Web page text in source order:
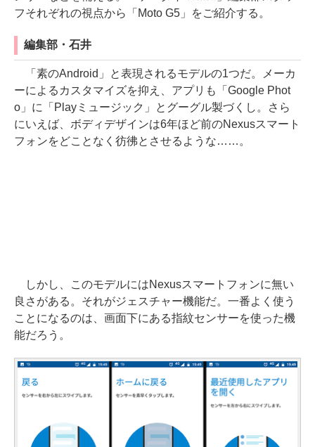
フそれぞれの視点から「Moto G5」をご紹介する。
編集部・石井
「素のAndroid」と表現されるモデルの1つだ。メーカ
ーによるカスタマイズを抑え、アプリも「Google Phot
o」に「Playミュージック」とグーグル製づくし。さら
にいえば、ボディデザインは6年ほど前のNexusスマート
フォンをどことなく彷彿とさせるような……。
しかし、このモデルにはNexusスマートフォンに無い
良さがある。それがジェスチャー機能だ。一番よく使う
ことになるのは、画面下にある指紋センサーを使った機
能だろう。